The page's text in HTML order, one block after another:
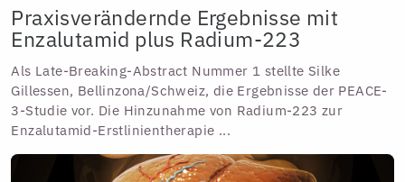
Praxisverändernde Ergebnisse mit
Enzalutamid plus Radium-223
Als Late-Breaking-Abstract Nummer 1 stellte Silke
Gillessen, Bellinzona/Schweiz, die Ergebnisse der PEACE-
3-Studie vor. Die Hinzunahme von Radium-223 zur
Enzalutamid-Erstlinientherapie ...